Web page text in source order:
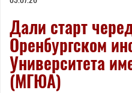
Дали старт
Оренбургском
Университета
(МГЮА)